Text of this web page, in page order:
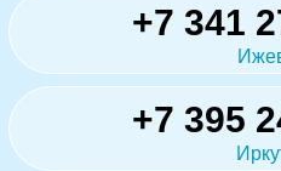
+7 341
+7 395